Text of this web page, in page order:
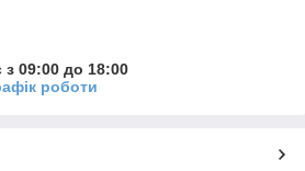
09:00 до 18:00
роботи